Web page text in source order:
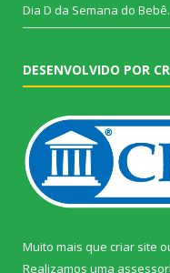
Dia D da Semana do Bebê.
DESENVOLVIDO POR
Muito mais que criar site
Realizamos uma